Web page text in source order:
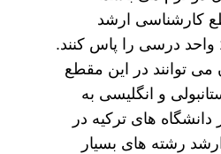
کارشناسی ارشد
موظف هستند 120 واحد درسی را پاس کنند.
می توانند در این مقطع
و انگلیسی به
دانشگاه های ترکیه در
رشته های بسیار